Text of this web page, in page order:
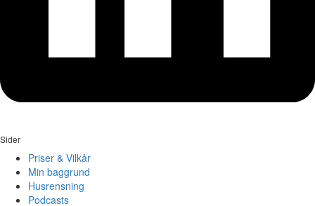
Sider
Priser & Vilkår
Min baggrund
Husrensning
Podcasts